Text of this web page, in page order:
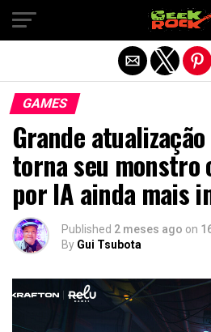
GAMES
Grande atualização
torna seu monstro
por IA ainda mais
Published 2 meses ago on
By Gui Tsubota
Sair da versão